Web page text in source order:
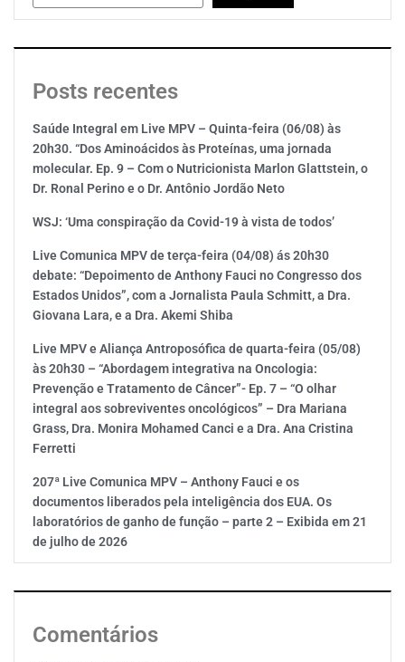
Posts recentes
Saúde Integral em Live MPV – Quinta-feira (06/08) às
20h30. “Dos Aminoácidos às Proteínas, uma jornada
molecular. Ep. 9 – Com o Nutricionista Marlon Glattstein, o
Dr. Ronal Perino e o Dr. Antônio Jordão Neto
WSJ: ‘Uma conspiração da Covid-19 à vista de todos’
Live Comunica MPV de terça-feira (04/08) ás 20h30
debate: “Depoimento de Anthony Fauci no Congresso dos
Estados Unidos”, com a Jornalista Paula Schmitt, a Dra.
Giovana Lara, e a Dra. Akemi Shiba
Live MPV e Aliança Antroposófica de quarta-feira (05/08)
às 20h30 – “Abordagem integrativa na Oncologia:
Prevenção e Tratamento de Câncer”- Ep. 7 – “O olhar
integral aos sobreviventes oncológicos” – Dra Mariana
Grass, Dra. Monira Mohamed Canci e a Dra. Ana Cristina
Ferretti
207ª Live Comunica MPV – Anthony Fauci e os
documentos liberados pela inteligência dos EUA. Os
laboratórios de ganho de função – parte 2 – Exibida em 21
de julho de 2026
Comentários